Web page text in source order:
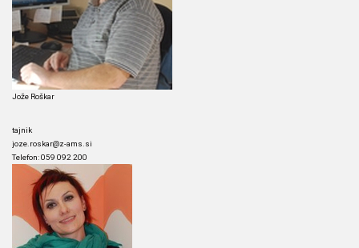
Jože Roškar
tajnik
joze.roskar@z-ams.si
Telefon: 059 092 200